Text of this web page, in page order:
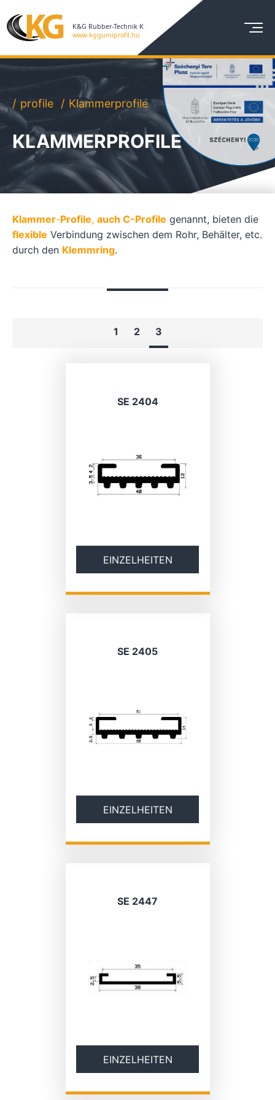
profile Klammerprofile
KLAMMERPROFILE
Klammer-Profile, auch C-Profile genannt, bieten die
flexible Verbindung zwischen dem Rohr, Behälter, etc.
durch den Klemmring.
1 2 3
SE 2404
EINZELHEITEN
SE 2405
EINZELHEITEN
SE 2447
EINZELHEITEN